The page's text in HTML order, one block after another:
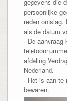
gegevens die
persoonlijke
reden ontslag.
als de datum
· De aanvraag
afdeling
Nederland.
· Het is aan
bewaren.